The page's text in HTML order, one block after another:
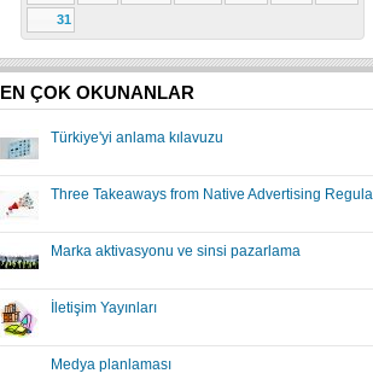
31
EN ÇOK OKUNANLAR
Türkiye'yi anlama kılavuzu
Three Takeaways from Native Advertising
Marka aktivasyonu ve sinsi pazarlama
İletişim Yayınları
Medya planlaması